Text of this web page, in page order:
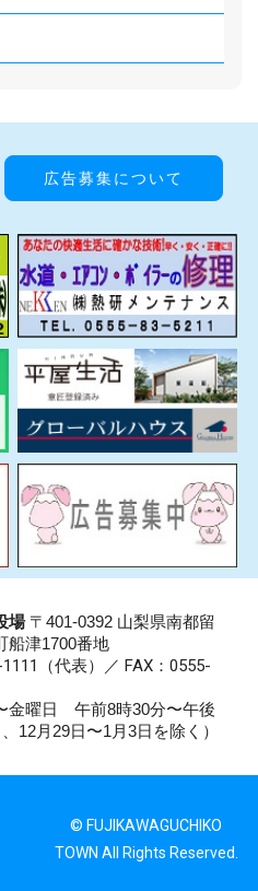
広告募集について
場〒401-0392 山梨県南都留
船津1700番地
（代表）／ FAX：0555-
金曜日 午前8時30分〜午後
12月29日〜1月3日を除く）
© FUJIKAWAGUCHIKO
TOWN All Rights Reserved.